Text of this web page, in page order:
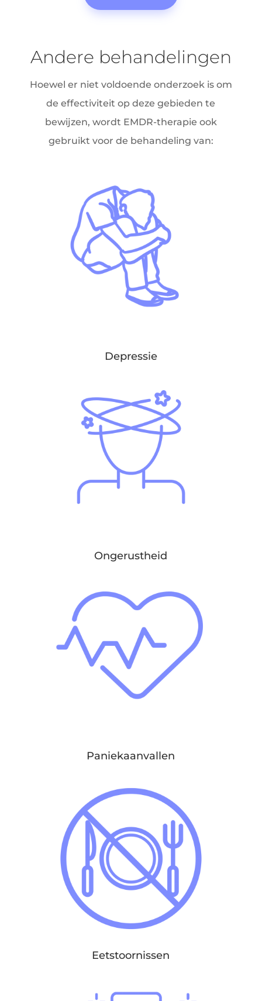
Andere behandelingen
Hoewel er niet voldoende onderzoek is om
de effectiviteit op deze gebieden te
bewijzen, wordt EMDR-therapie ook
gebruikt voor de behandeling van:
Depressie
Ongerustheid
Paniekaanvallen
Eetstoornissen